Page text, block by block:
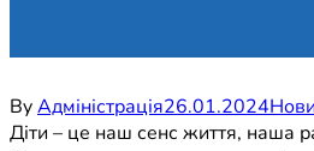
ByАдміністрація26.01.2024
Діти – це наш сенс життя, наша